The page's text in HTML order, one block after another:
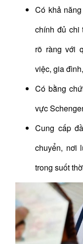
Có khả
chính đủ chi
rõ ràng với
việc, gia
Có bằng
vực
Cung cấp
chuyển, nơi
trong suốt